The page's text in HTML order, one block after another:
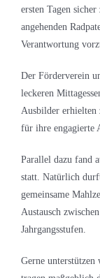
ersten Tagen
angehenden
Verantwortung
Der Förderverein
leckeren
Ausbilder erhielten
für ihre engagierte
Parallel dazu fand
statt. Natürlich
gemeinsame
Austausch
Jahrgangsstufen.
Gerne